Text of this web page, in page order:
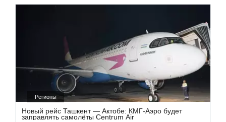
Регионы
Новый рейс Ташкент — Актобе: КМГ-Аэро будет
заправлять самолёты Centrum Air